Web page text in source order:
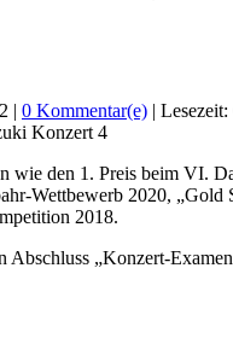
| 0 Kommentar(e) |
Konzert 4
wie den 1. Preis beim
Wettbewerb 2020,
2018.
Abschluss „Konzert-